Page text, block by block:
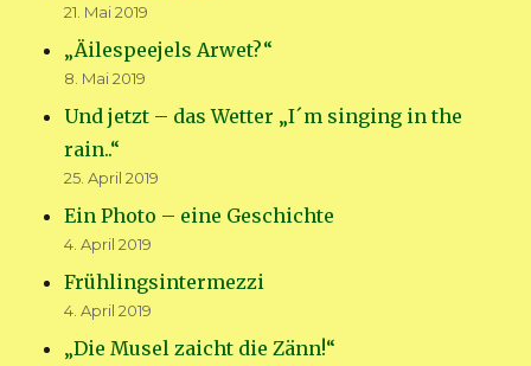
21. Mai 2019
„Äilespeejels Arwet?“
8. Mai 2019
Und jetzt – das Wetter „I´m singing in the
rain..“
25. April 2019
Ein Photo – eine Geschichte
4. April 2019
Frühlingsintermezzi
4. April 2019
„Die Musel zaicht die Zänn!“